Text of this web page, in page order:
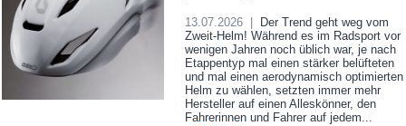
13.07.2026 |
Der Trend geht weg vom
Zweit-Helm! Während es im Radsport vor
wenigen Jahren noch üblich war, je nach
Etappentyp mal einen stärker belüfteten
und mal einen aerodynamisch optimierten
Helm zu wählen, setzten immer mehr
Hersteller auf einen Alleskönner, den
Fahrerinnen und Fahrer auf jedem...